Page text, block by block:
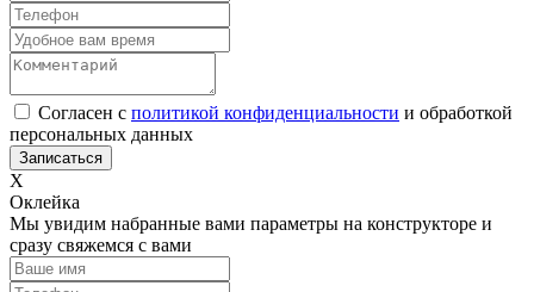
Согласен с политикой конфиденциальности и обработкой
персональных данных
Х
Оклейка
Мы увидим набранные вами параметры на конструкторе и
сразу свяжемся с вами